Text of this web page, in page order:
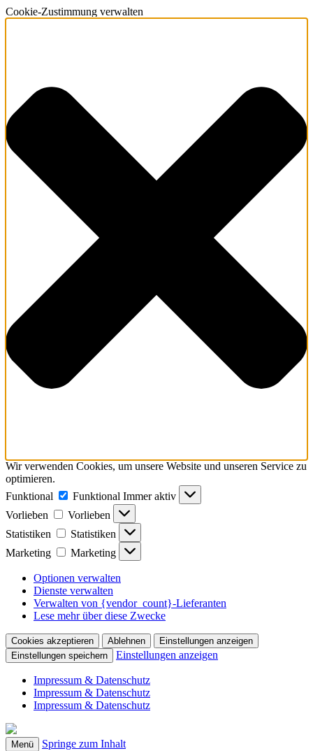
Cookie-Zustimmung verwalten
Wir verwenden Cookies, um unsere Website und unseren Service zu
optimieren.
Funktional
Funktional Immer aktiv
Vorlieben
Vorlieben
Statistiken
Statistiken
Marketing
Marketing
Optionen verwalten
Dienste verwalten
Verwalten von {vendor_count}-Lieferanten
Lese mehr über diese Zwecke
Cookies akzeptieren Ablehnen
Einstellungen anzeigen
Einstellungen speichern
Einstellungen anzeigen
Impressum & Datenschutz
Impressum & Datenschutz
Impressum & Datenschutz
Menü Springe zum Inhalt